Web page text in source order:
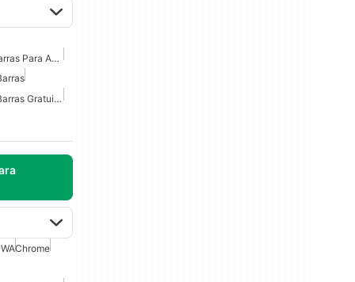
Escáner De Código De Barras Para Android
Escáner De Códigos De Barras Gratuito Para Android
Chrome